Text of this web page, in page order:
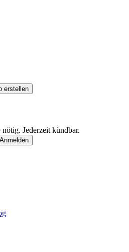
erstellen
Jederzeit kündbar.
Anmelden